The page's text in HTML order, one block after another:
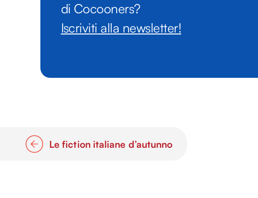
di Cocooners?
Iscriviti alla newsletter!
Le fiction italiane d’autunno